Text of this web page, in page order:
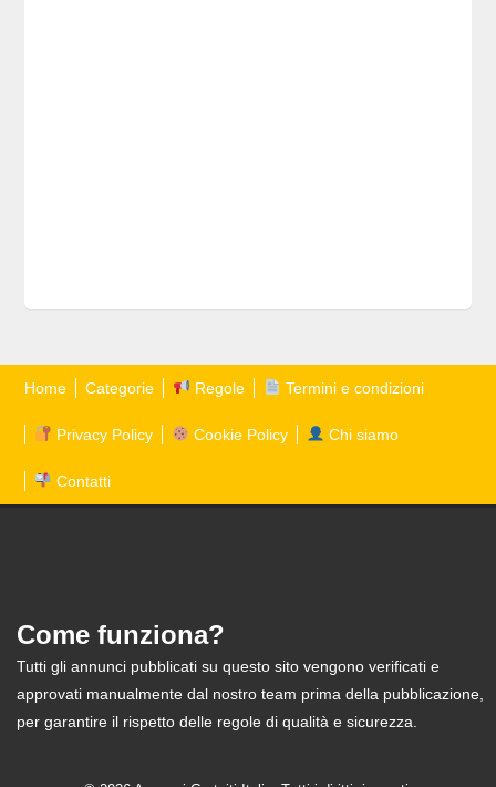
Home Categorie Regole Termini e condizioni
Privacy Policy Cookie Policy Chi siamo
Contatti
Come funziona?
Tutti gli annunci pubblicati su questo sito vengono verificati e
approvati manualmente dal nostro team prima della pubblicazione,
per garantire il rispetto delle regole di qualità e sicurezza.